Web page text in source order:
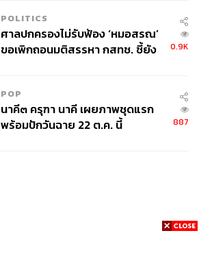
POLITICS
ศาลปกครองไม่รับฟ้อง ‘หมอสรณ’
ขอเพิกถอนมติสรรหา กสทช. ชี้ยัง
0.9K
POP
นาคี๓ ครุฑา นาคี เผยภาพชุดแรก
พร้อมปักวันฉาย 22 ต.ค. นี้
887